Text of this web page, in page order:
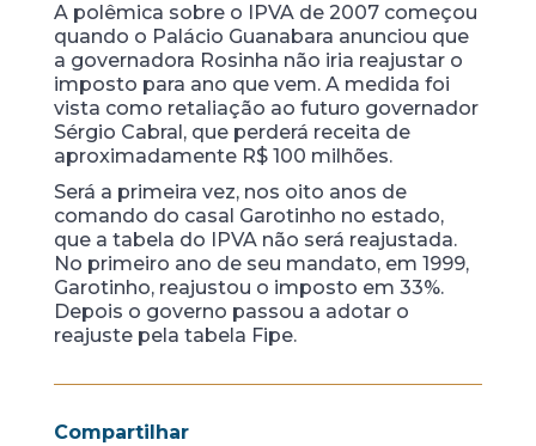
A polêmica sobre o IPVA de 2007 começou
quando o Palácio Guanabara anunciou que
a governadora Rosinha não iria reajustar o
imposto para ano que vem. A medida foi
vista como retaliação ao futuro governador
Sérgio Cabral, que perderá receita de
aproximadamente R$ 100 milhões.
Será a primeira vez, nos oito anos de
comando do casal Garotinho no estado,
que a tabela do IPVA não será reajustada.
No primeiro ano de seu mandato, em 1999,
Garotinho, reajustou o imposto em 33%.
Depois o governo passou a adotar o
reajuste pela tabela Fipe.
Compartilhar